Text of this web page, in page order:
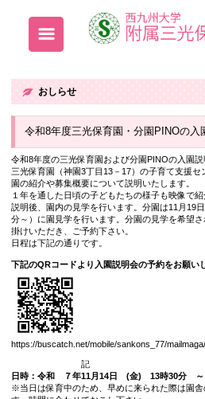
おしらせ
令和8年度三光保育園・
令和8年度の三光保育園および分
三光保育園（神園3丁目13－17
園の紹介や募集概要について説明
１年を通した日頃の子どもたち
説明後、園内の見学を行います
分～）に園見学を行います。分
掛けいただき、ご予約下さい。
日程は下記の通りです。
下記のQRコードより入園説明会